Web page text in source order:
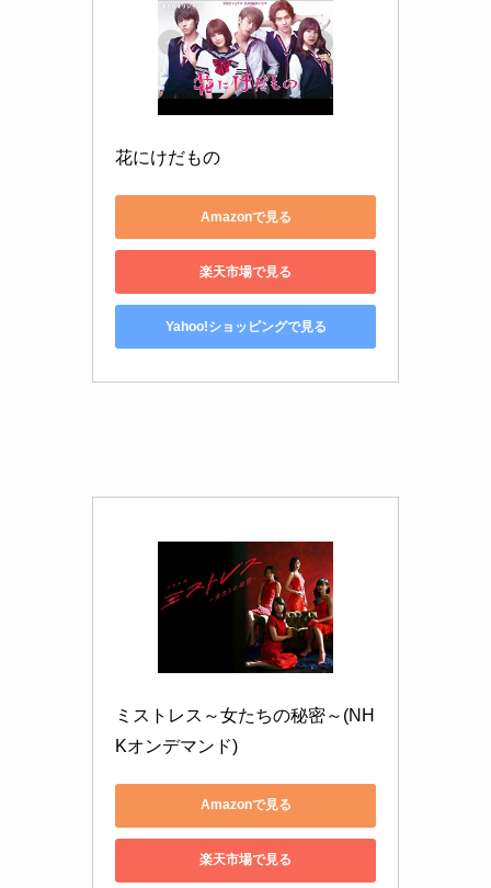
花にけだもの
Amazonで見る
楽天市場で見る
Yahoo!ショッピングで見る
ミストレス～女たちの秘密～(NH
Kオンデマンド)
Amazonで見る
楽天市場で見る